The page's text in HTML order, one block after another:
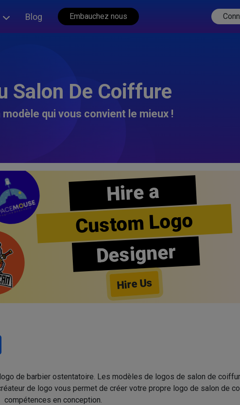
Blog Embauchez nous
Salon De Coiffure
qui vous convient le mieux !
Hire a
Custom Logo
Designer
Hire Us
de barbier ostentatoire. Les modèles de logos de salon de
de logo vous permet de créer votre propre logo de salon de
compétences en conception.